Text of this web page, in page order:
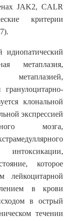
JAK2, CALR
критерии
идиопатический
метаплазия,
гранулоцитарно-
клональной
экспрессией
мозга,
интоксикации,
которое
лейкоцитарной
в крови
в острый
течении